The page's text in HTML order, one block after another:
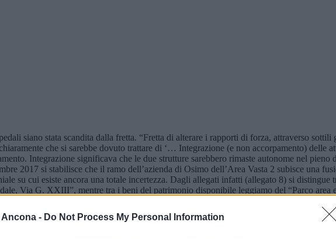
- Do Not Process My Personal Information
siano stata scandita dalla fretta. “Fretta di alterare i rapporti di forza, attraverso
che si sarebbe dovuto trattare di ‘… Integrazione (e non accorpamento) delle
Integrazione significava che le due strutture sarebbero rimaste autonome nel
2017 si stabilisce che il ramo dell’azienda di Osimo dell’Area Vasta 2 subisce una
su cui esiste ancora una totale incertezza. Dagli allegati infatti (allegato 8) si
Via G. XXIII”, mentre tra i beni del patrimonio disponibile leggiamo del “Parco
Zona a parco pubblico loc. Annunziata Vecchia, Terreni loc. Via Vescovara”.
Gallo qualcuno è in grado di fornire qualche risposta?”